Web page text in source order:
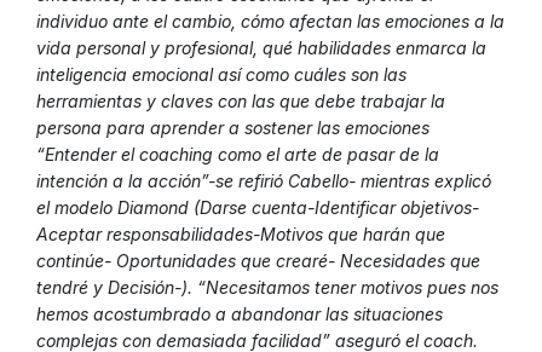
individuo ante el cambio, cómo afectan las emociones a la
vida personal y profesional, qué habilidades enmarca la
inteligencia emocional así como cuáles son las
herramientas y claves con las que debe trabajar la
persona para aprender a sostener las emociones
“Entender el coaching como el arte de pasar de la
intención a la acción”-se refirió Cabello- mientras explicó
el modelo Diamond (Darse cuenta-Identificar objetivos-
Aceptar responsabilidades-Motivos que harán que
continúe- Oportunidades que crearé- Necesidades que
tendré y Decisión-). “Necesitamos tener motivos pues nos
hemos acostumbrado a abandonar las situaciones
complejas con demasiada facilidad” aseguró el coach.